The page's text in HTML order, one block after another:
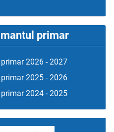
primar
2026 - 2027
2025 - 2026
2024 - 2025